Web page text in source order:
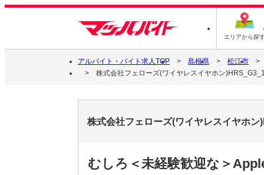
エリアから探
アルバイト・バイト求人TOP 島根県
松江市
株式会社フェローズ(ワイヤレスイヤホン
株式会社フェローズ(ワイヤレスイヤホ
むしろ＜未経験歓迎な＞